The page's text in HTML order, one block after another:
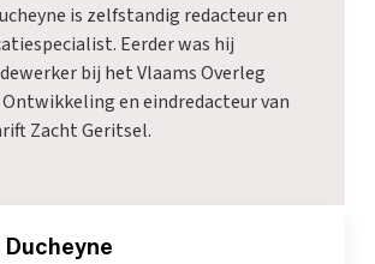
is zelfstandig redacteur en
Eerder was hij
bij het Vlaams Overleg
en eindredacteur van
Zacht Geritsel.
Ducheyne